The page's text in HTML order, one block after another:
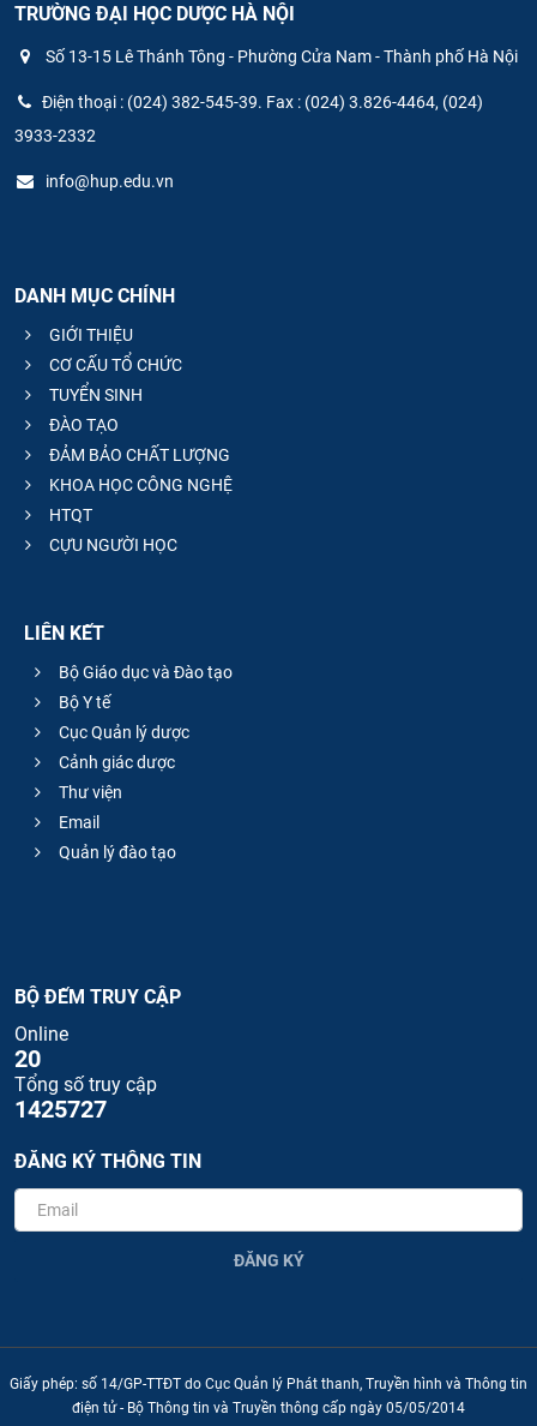
TRƯỜNG ĐẠI HỌC DƯỢC HÀ NỘI
Số 13-15 Lê Thánh Tông - Phường Cửa Nam - Thành phố Hà Nội
Điện thoại : (024) 382-545-39. Fax : (024) 3.826-4464, (024)
3933-2332
info@hup.edu.vn
DANH MỤC CHÍNH
GIỚI THIỆU
CƠ CẤU TỔ CHỨC
TUYỂN SINH
ĐÀO TẠO
ĐẢM BẢO CHẤT LƯỢNG
KHOA HỌC CÔNG NGHỆ
HTQT
CỰU NGƯỜI HỌC
LIÊN KẾT
Bộ Giáo dục và Đào tạo
Bộ Y tế
Cục Quản lý dược
Cảnh giác dược
Thư viện
Email
Quản lý đào tạo
BỘ ĐẾM TRUY CẬP
Online
20
Tổng số truy cập
1425727
ĐĂNG KÝ THÔNG TIN
ĐĂNG KÝ
Giấy phép: số 14/GP-TTĐT do Cục Quản lý Phát thanh, Truyền hình và Thông tin
điện tử - Bộ Thông tin và Truyền thông cấp ngày 05/05/2014